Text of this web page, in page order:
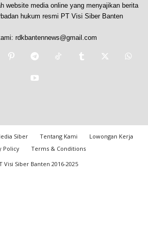
website media online yang menyajikan berita
hukum resmi PT Visi Siber Banten
rdkbantennews@gmail.com
Siber Tentang Kami
Lowongan Kerja
Policy
Terms & Conditions
Visi Siber Banten 2016-2025